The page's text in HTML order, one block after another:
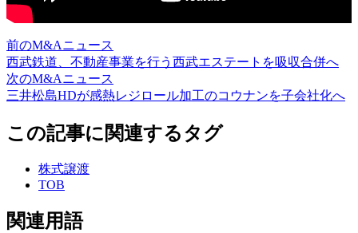
前のM&Aニュース
西武鉄道、不動産事業を行う西武エステートを吸収合併へ
次のM&Aニュース
三井松島HDが感熱レジロール加工のコウナンを子会社化へ
この記事に関連するタグ
株式譲渡
TOB
関連用語